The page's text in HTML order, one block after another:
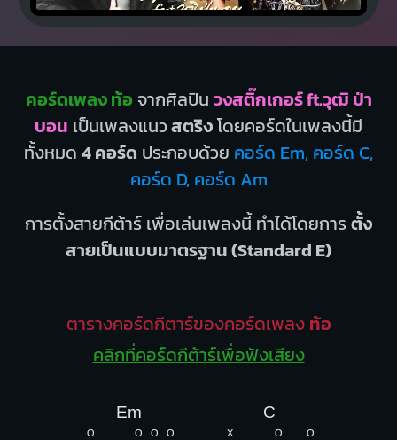
คอร์ดเพลง ท้อจากศิลปิน วงสติ๊กเกอร์ ft.วุฒิ ป่า
บอน เป็นเพลงแนวสตริงโดยคอร์ดในเพลงนี้มี
ทั้งหมด 4 คอร์ด ประกอบด้วย คอร์ด Em, คอร์ด C,
คอร์ด D, คอร์ด Am
การตั้งสายกีต้าร์ เพื่อเล่นเพลงนี้ ทำได้โดยการตั้ง
สายเป็นแบบมาตรฐาน (Standard E)
ตารางคอร์ดกีตาร์ของคอร์ดเพลง ท้อ
คลิกที่คอร์ดกีต้าร์เพื่อฟังเสียง
Em
O O O O
C
X O O